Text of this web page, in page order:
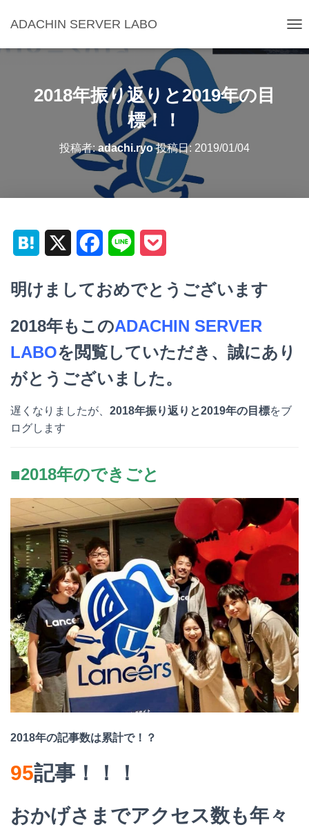
ADACHIN SERVER LABO
ビ
2018年振り返りと2019年の目
標！！
投稿者:adachi.ryo投稿日: 2019/01/04
t
e
n
a
c
e
b
o
n
e k
e
明けましておめでとうございます
2018年もこのADACHIN SERVER
LABOを閲覧していただき、誠にあり
がとうございました。
遅くなりましたが、 2018年振り返りと2019年の目標をブ
ログします
■2018年のできごと
2018年の記事数は累計で！？
95記事！！！
おかげさまでアクセス数も年々